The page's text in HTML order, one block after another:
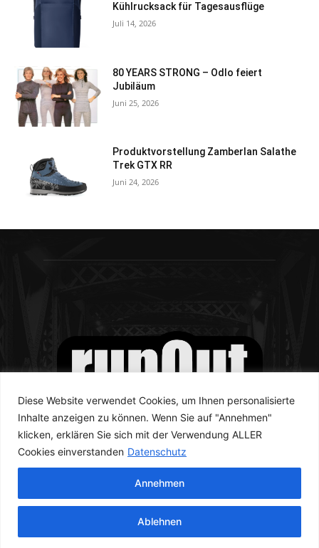
Diese Website verwendet Cookies, um Ihnen personalisierte
Inhalte anzeigen zu können. Wenn Sie auf "Annehmen"
klicken, erklären Sie sich mit der Verwendung ALLER
Cookies einverstanden Datenschutz
Ablehnen
Annehmen
Kühlrucksack für Tagesausflüge
Juli 14, 2026
80 YEARS STRONG – Odlo feiert
Jubiläum
Juni 25, 2026
Produktvorstellung Zamberlan Salathe
Trek GTX RR
Juni 24, 2026
© runOut Magazine 2023